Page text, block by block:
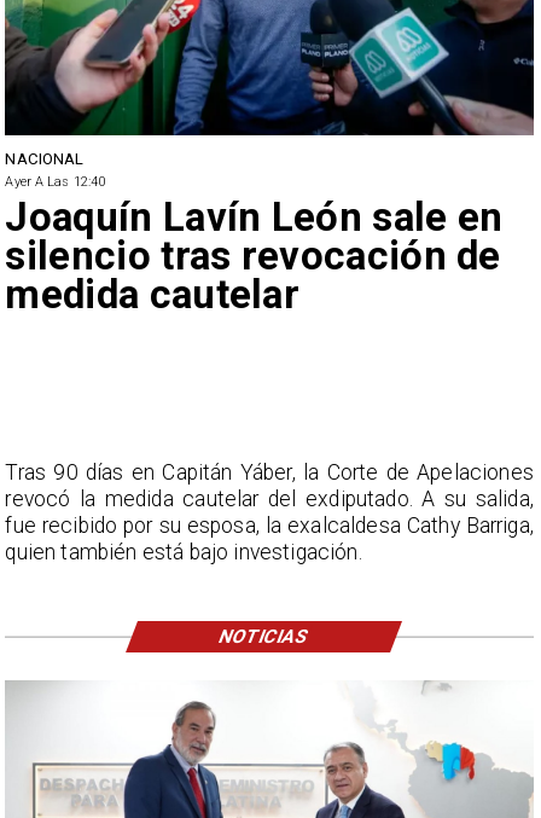
NACIONAL
Ayer A Las 12:40
Joaquín Lavín León sale en
silencio tras revocación de
medida cautelar
Tras 90 días en Capitán Yáber, la Corte de Apelaciones
revocó la medida cautelar del exdiputado. A su salida,
fue recibido por su esposa, la exalcaldesa Cathy Barriga,
quien también está bajo investigación.
NOTICIAS